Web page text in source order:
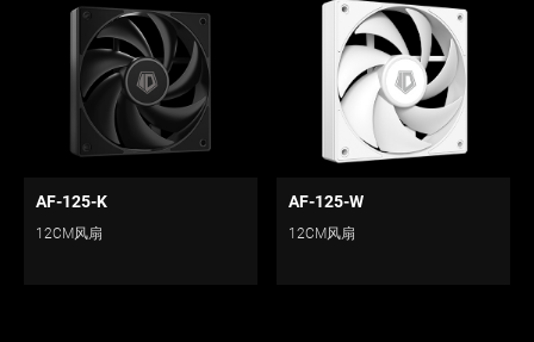
AF-125-K
12CM风扇
AF-125-W
12CM风扇